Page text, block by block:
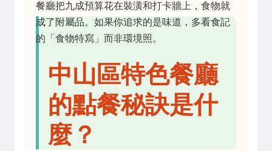
餐廳把九成預算花在裝潢和打卡牆上，食物就
成了附屬品。如果你追求的是味道，多看食記
的「食物特寫」而非環境照。
中山區特色餐廳
的點餐秘訣是什
麼？